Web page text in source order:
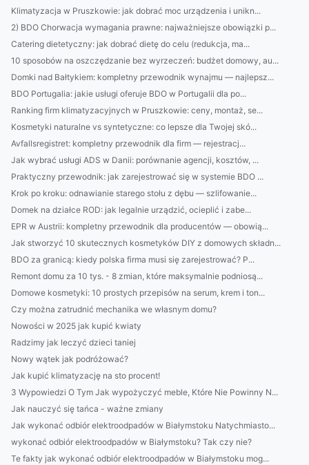
Klimatyzacja w Pruszkowie: jak dobrać moc urządzenia i unikn...
2) BDO Chorwacja wymagania prawne: najważniejsze obowiązki p...
Catering dietetyczny: jak dobrać dietę do celu (redukcja, ma...
10 sposobów na oszczędzanie bez wyrzeczeń: budżet domowy, au...
Domki nad Bałtykiem: kompletny przewodnik wynajmu — najlepsz...
BDO Portugalia: jakie usługi oferuje BDO w Portugalii dla po...
Ranking firm klimatyzacyjnych w Pruszkowie: ceny, montaż, se...
Kosmetyki naturalne vs syntetyczne: co lepsze dla Twojej skó...
Avfallsregistret: kompletny przewodnik dla firm — rejestracj...
Jak wybrać usługi ADS w Danii: porównanie agencji, kosztów, ...
Praktyczny przewodnik: jak zarejestrować się w systemie BDO ...
Krok po kroku: odnawianie starego stołu z dębu — szlifowanie...
Domek na działce ROD: jak legalnie urządzić, ocieplić i zabe...
EPR w Austrii: kompletny przewodnik dla producentów — obowią...
Jak stworzyć 10 skutecznych kosmetyków DIY z domowych składn...
BDO za granicą: kiedy polska firma musi się zarejestrować? P...
Remont domu za 10 tys. - 8 zmian, które maksymalnie podniosą...
Domowe kosmetyki: 10 prostych przepisów na serum, krem i ton...
Czy można zatrudnić mechanika we własnym domu?
Nowości w 2025 jak kupić kwiaty
Radzimy jak leczyć dzieci taniej
Nowy wątek jak podróżować?
Jak kupić klimatyzację na sto procent!
3 Wypowiedzi O Tym Jak wypożyczyć meble, Które Nie Powinny N...
Jak nauczyć się tańca - ważne zmiany
Jak wykonać odbiór elektroodpadów w Białymstoku Natychmiasto...
wykonać odbiór elektroodpadów w Białymstoku? Tak czy nie?
Te fakty jak wykonać odbiór elektroodpadów w Białymstoku mog...